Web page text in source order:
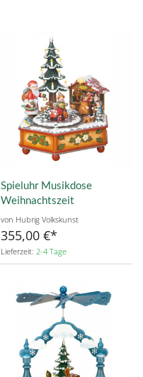
Spieluhr Musikdose
Weihnachtszeit
von Hubrig Volkskunst
355,00 €
Lieferzeit: 2-4 Tage